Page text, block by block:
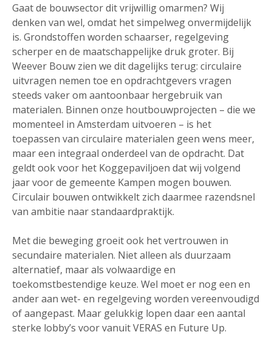
Gaat de bouwsector dit vrijwillig omarmen? Wij
denken van wel, omdat het simpelweg onvermijdelijk
is. Grondstoffen worden schaarser, regelgeving
scherper en de maatschappelijke druk groter. Bij
Weever Bouw zien we dit dagelijks terug: circulaire
uitvragen nemen toe en opdrachtgevers vragen
steeds vaker om aantoonbaar hergebruik van
materialen. Binnen onze houtbouwprojecten – die we
momenteel in Amsterdam uitvoeren – is het
toepassen van circulaire materialen geen wens meer,
maar een integraal onderdeel van de opdracht. Dat
geldt ook voor het Koggepaviljoen dat wij volgend
jaar voor de gemeente Kampen mogen bouwen.
Circulair bouwen ontwikkelt zich daarmee razendsnel
van ambitie naar standaardpraktijk.
Met die beweging groeit ook het vertrouwen in
secundaire materialen. Niet alleen als duurzaam
alternatief, maar als volwaardige en
toekomstbestendige keuze. Wel moet er nog een en
ander aan wet- en regelgeving worden vereenvoudigd
of aangepast. Maar gelukkig lopen daar een aantal
sterke lobby’s voor vanuit VERAS en Future Up.